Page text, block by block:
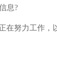
息?
努力工作，